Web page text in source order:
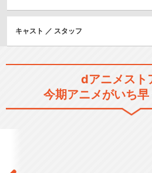
ホラー/サスペンス/推理
シリーズ／関連のアニメ作品
ジョ
キャスト ／ スタッフ
dアニメスト
今期アニメがいち早